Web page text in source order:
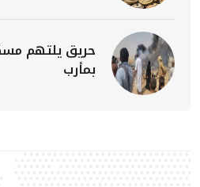
حريق يلتهم
بمأرب